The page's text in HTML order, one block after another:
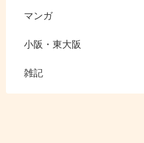
マンガ
小阪・東大阪
雑記